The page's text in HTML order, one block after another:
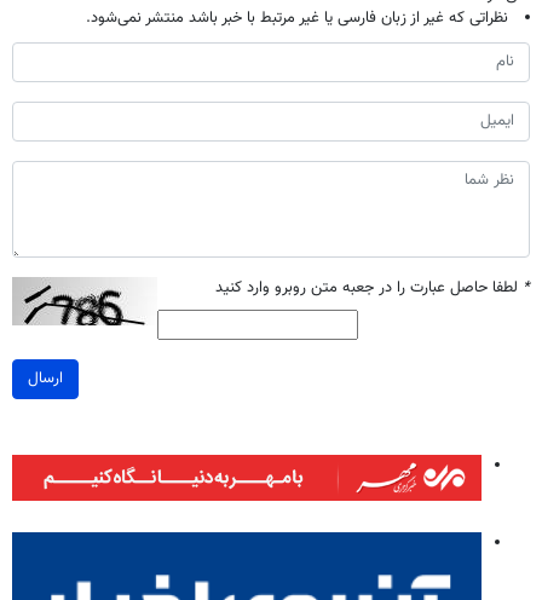
نظراتی که غیر از زبان فارسی یا غیر مرتبط با خبر باشد منتشر نمی‌شود.
* لطفا حاصل عبارت را در جعبه متن روبرو وارد کنید
ارسال